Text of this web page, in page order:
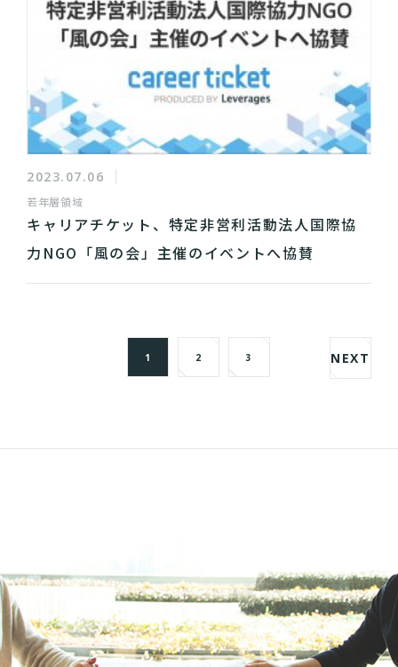
2023.07.06
若年層領域
キャリアチケット、特定非営利活動法人国際協
力NGO「風の会」主催のイベントへ協賛
1 2 3 NEXT